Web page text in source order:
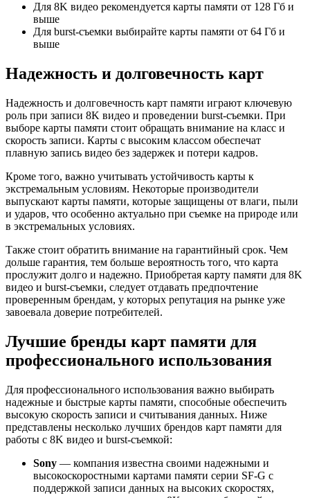
Для 8K видео рекомендуется карты памяти от 128 Гб и
выше
Для burst-съемки выбирайте карты памяти от 64 Гб и
выше
Надежность и долговечность карт
Надежность и долговечность карт памяти играют ключевую
роль при записи 8K видео и проведении burst-съемки. При
выборе карты памяти стоит обращать внимание на класс и
скорость записи. Карты с высоким классом обеспечат
плавную запись видео без задержек и потери кадров.
Кроме того, важно учитывать устойчивость карты к
экстремальным условиям. Некоторые производители
выпускают карты памяти, которые защищены от влаги, пыли
и ударов, что особенно актуально при съемке на природе или
в экстремальных условиях.
Также стоит обратить внимание на гарантийный срок. Чем
дольше гарантия, тем больше вероятность того, что карта
прослужит долго и надежно. Приобретая карту памяти для 8K
видео и burst-съемки, следует отдавать предпочтение
проверенным брендам, у которых репутация на рынке уже
завоевала доверие потребителей.
Лучшие бренды карт памяти для
профессионального использования
Для профессионального использования важно выбирать
надежные и быстрые карты памяти, способные обеспечить
высокую скорость записи и считывания данных. Ниже
представлены несколько лучших брендов карт памяти для
работы с 8K видео и burst-съемкой:
Sony — компания известна своими надежными и
высокоскоростными картами памяти серии SF-G с
поддержкой записи данных на высоких скоростях,